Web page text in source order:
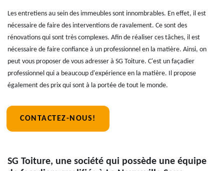
Les entretiens au sein des immeubles sont innombrables. En effet, il est
nécessaire de faire des interventions de ravalement. Ce sont des
rénovations qui sont très complexes. Afin de réaliser ces tâches, il est
nécessaire de faire confiance à un professionnel en la matière. Ainsi, on
peut vous proposer de vous adresser à SG Toiture. C'est un façadier
professionnel qui a beaucoup d'expérience en la matière. Il propose
également des prix qui sont à la portée de tout le monde.
CONTACTEZ-NOUS!
SG Toiture, une société qui possède une équipe